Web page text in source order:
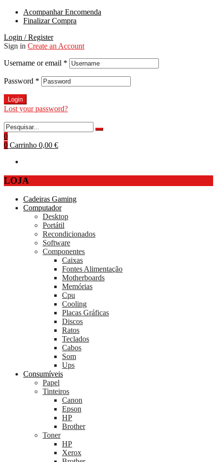
Acompanhar Encomenda
Finalizar Compra
Login / Register
Sign in Create an Account
Username or email *
Password *
Login
Lost your password?
0
0 Carrinho 0,00 €
LOJA
Cadeiras Gaming
Computador
Desktop
Portátil
Recondicionados
Software
Componentes
Caixas
Fontes Alimentação
Motherboards
Memórias
Cpu
Cooling
Placas Gráficas
Discos
Ratos
Teclados
Cabos
Som
Ups
Consumíveis
Papel
Tinteiros
Canon
Epson
HP
Brother
Toner
HP
Xerox